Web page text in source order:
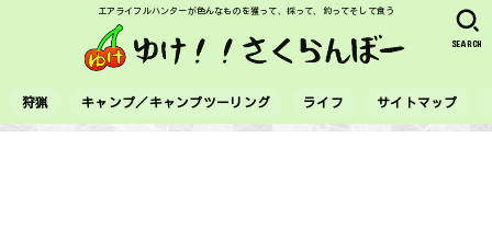
エアライフルハンターが色んなものを獲って、採って、釣ってそして食う
狩猟 キャンプ／キャンプツーリング ライフ サイトマップ
SEARCH